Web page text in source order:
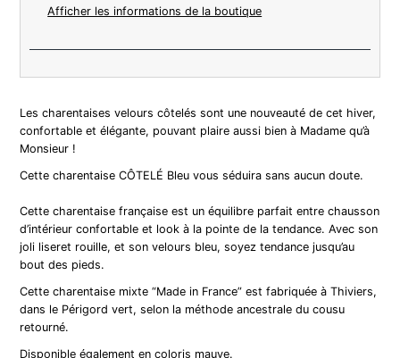
Afficher les informations de la boutique
Les charentaises velours côtelés sont une nouveauté de cet hiver,
confortable et élégante, pouvant plaire aussi bien à Madame qu’à
Monsieur !
Cette charentaise CÔTELÉ Bleu vous séduira sans aucun doute.
Cette charentaise française est un équilibre parfait entre chausson
d’intérieur confortable et look à la pointe de la tendance. Avec son
joli liseret rouille, et son velours bleu, soyez tendance jusqu’au
bout des pieds.
Cette charentaise mixte “Made in France” est fabriquée à Thiviers,
dans le Périgord vert, selon la méthode ancestrale du cousu
retourné.
Disponible également en coloris mauve.